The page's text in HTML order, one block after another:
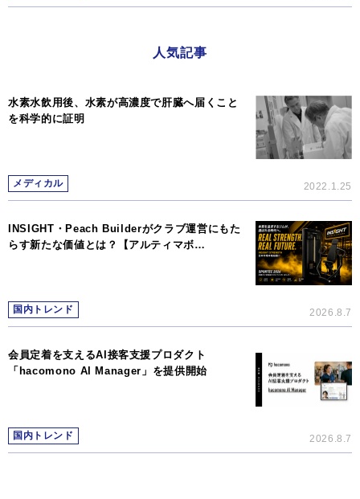
人気記事
水素水飲用後、水素が高濃度で肝臓へ届くこと
を科学的に証明
メディカル 2022.1.25
INSIGHT・Peach Builderがクラブ運営にもた
らす新たな価値とは？【アルティマボ…
国内トレンド 2026.8.7
会員定着を支えるAI接客支援プロダクト
「hacomono AI Manager」を提供開始
国内トレンド 2026.8.7